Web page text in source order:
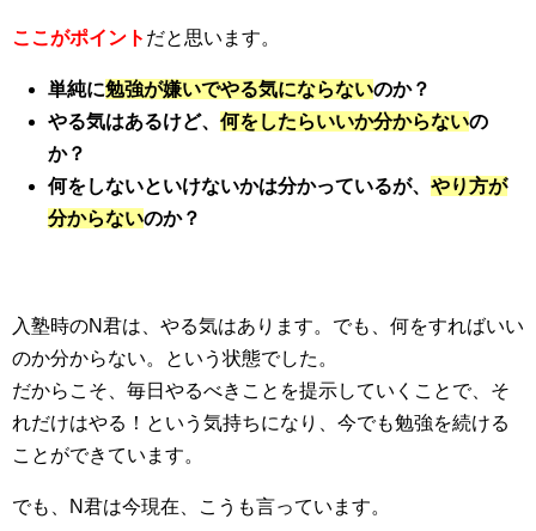
ここがポイント だと思います。
単純に勉強が嫌いでやる気にならないのか？
やる気はあるけど、 何をしたらいいか分からないの
か？
何をしないといけないかは分かっているが、 やり方が
分からないのか？
入塾時のN君は、やる気はあります。でも、何をすればいい
のか分からない。という状態でした。
だからこそ、毎日やるべきことを提示していくことで、そ
れだけはやる！という気持ちになり、今でも勉強を続ける
ことができています。
でも、N君は今現在、こうも言っています。